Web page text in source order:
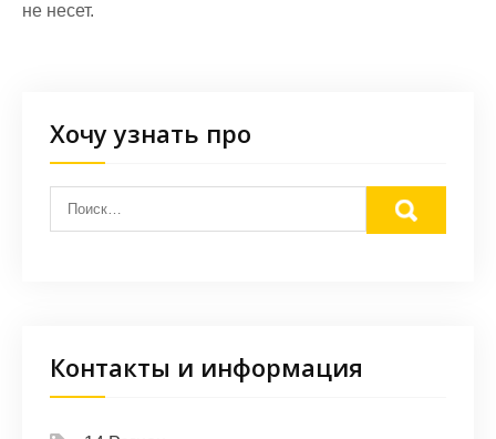
не несет.
Хочу узнать про
Контакты и информация